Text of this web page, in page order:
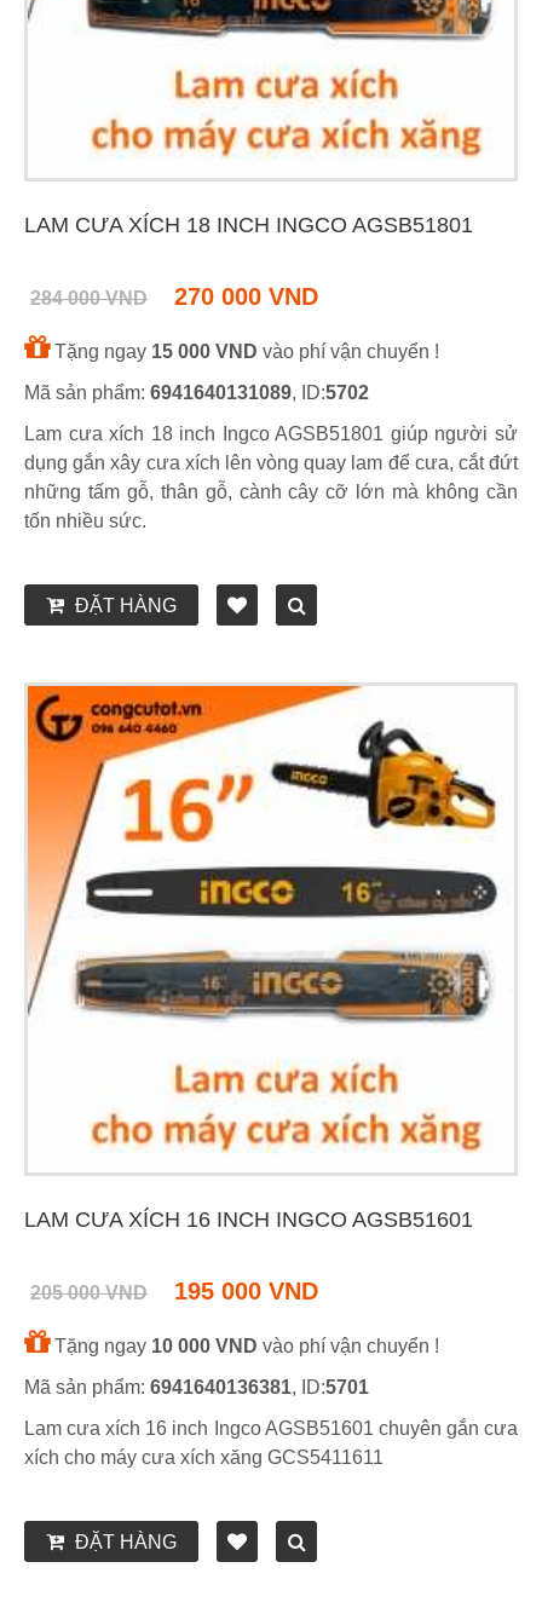
LAM CƯA XÍCH 18 INCH INGCO AGSB51801
284 000 VND 270 000 VND
Tặng ngay 15 000 VND vào phí vận chuyển !
Mã sản phẩm: 6941640131089, ID:5702
Lam cưa xích 18 inch Ingco AGSB51801 giúp người sử
dụng gắn xây cưa xích lên vòng quay lam để cưa, cắt đứt
những tấm gỗ, thân gỗ, cành cây cỡ lớn mà không cần
tốn nhiều sức.
ĐẶT HÀNG
LAM CƯA XÍCH 16 INCH INGCO AGSB51601
205 000 VND 195 000 VND
Tặng ngay 10 000 VND vào phí vận chuyển !
Mã sản phẩm: 6941640136381, ID:5701
Lam cưa xích 16 inch Ingco AGSB51601 chuyên gắn cưa
xích cho máy cưa xích xăng GCS5411611
ĐẶT HÀNG